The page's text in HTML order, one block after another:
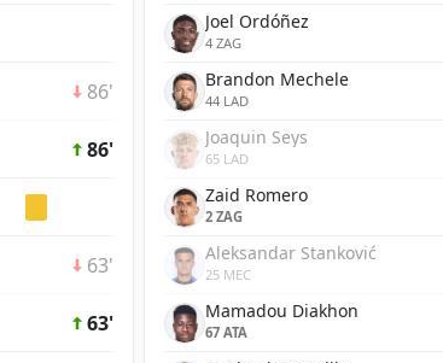
86'
86'
63'
63'
Joel Ordóñez
4 ZAG
Brandon Mechele
44 LAD
Joaquin Seys
65 LAD
Zaid Romero
2 ZAG
Aleksandar Stanković
25 MEC
Mamadou Diakhon
67 ATA